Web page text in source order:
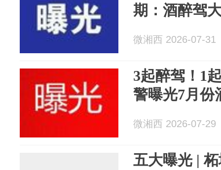
期：酒醉驾
微湘西 2026-07-31
3起醉驾！1
警曝光7月份
微湘西 2026-07-29
五大曝光 |